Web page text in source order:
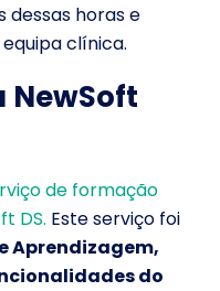
horas e
clínica.
NewSoft
de formação
DS. Este serviço foi
Aprendizagem,
do